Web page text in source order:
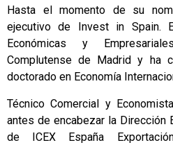
Hasta el momento de su
ejecutivo de Invest in Spain.
Económicas y
Complutense de Madrid y ha
doctorado en Economía
Técnico Comercial y
antes de encabezar la Dirección
de ICEX España